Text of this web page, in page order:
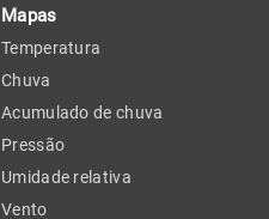
Mapas
Temperatura
Chuva
Acumulado de chuva
Pressão
Umidade relativa
Vento